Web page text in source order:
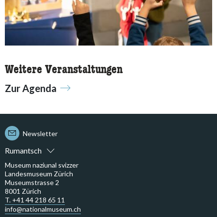
Weitere Veranstaltungen
Zur Agenda
Rumantsch
Newsletter
Museum naziunal svizzer
Landesmuseum Zürich
Museumstrasse 2
8001 Zürich
T. +41 44 218 65 11
info@nationalmuseum.ch